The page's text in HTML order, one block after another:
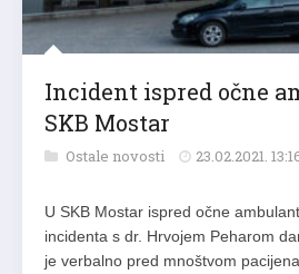
Incident ispred očne
SKB Mostar
Ostale novosti 23.02.2021.
U SKB Mostar ispred očne
incidenta s dr. Hrvojem Peharom
je verbalno pred mnoštvom